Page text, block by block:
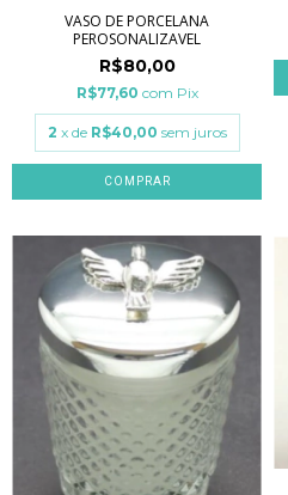
VASO DE PORCELANA
PEROSONALIZAVEL
R$80,00
R$77,60 com Pix
2 x de R$40,00 sem juros
COMPRAR